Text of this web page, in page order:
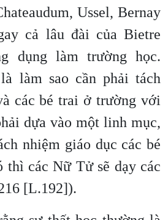
Ussel, Bernay
cả lâu đài của Bietre
dụng làm trường học.
làm sao cần phải tách
các bé trai ở trường với
dựa vào một linh mục,
nhiệm giáo dục các bé
thì các Nữ Tử sẽ dạy các
[L.192]).